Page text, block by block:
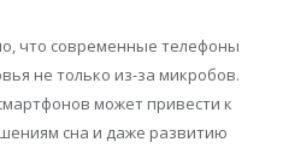
что современные телефоны
не только из-за микробов.
может привести к
сна и даже развитию